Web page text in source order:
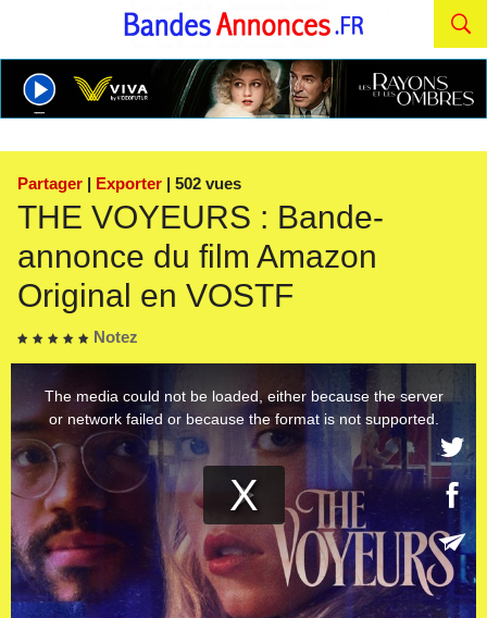
Partager | Exporter | 502 vues
THE VOYEURS : Bande-
annonce du film Amazon
Original en VOSTF
Notez